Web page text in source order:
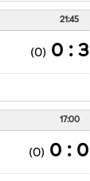
21:45
3 : 0
(0)
17:00
0 : 0
(0)